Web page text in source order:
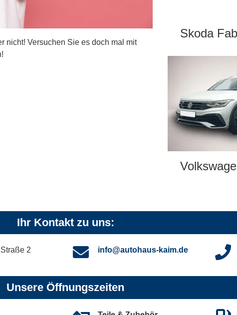
nicht! Versuchen Sie es doch mal mit
Skoda
Ihr Kontakt zu uns:
2
info@autohaus-kaim.de
Unsere Öffnungszeiten